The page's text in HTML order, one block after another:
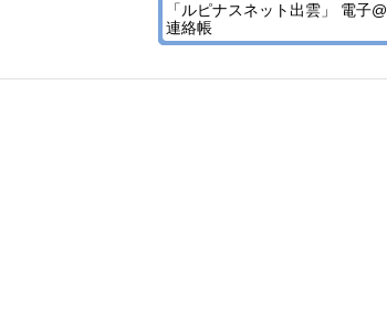
「ルピナスネット出雲」 電子@
連絡帳